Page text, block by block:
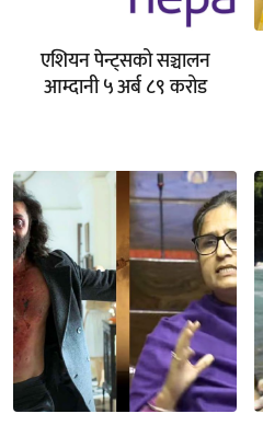
एशियन पेन्ट्सको सञ्चालन
आम्दानी ५ अर्ब ८९ करोड